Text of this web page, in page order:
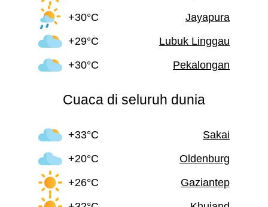
+30°C
Jayapura
+29°C
Lubuk Linggau
+30°C
Pekalongan
Cuaca di seluruh dunia
+33°C
Sakai
+20°C
Oldenburg
+26°C
Gaziantep